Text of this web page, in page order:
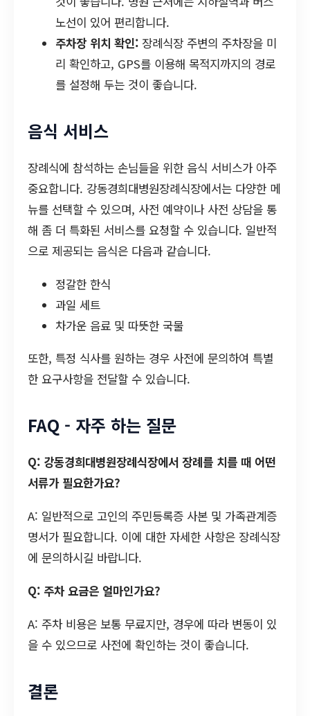
노선이 있어 편리합니다.
주차장 위치 확인: 장례식장 주변의 주차장을 미
리 확인하고, GPS를 이용해 목적지까지의 경로
를 설정해 두는 것이 좋습니다.
음식 서비스
장례식에 참석하는 손님들을 위한 음식 서비스가 아주
중요합니다. 강동경희대병원장례식장에서는 다양한 메
뉴를 선택할 수 있으며, 사전 예약이나 사전 상담을 통
해 좀 더 특화된 서비스를 요청할 수 있습니다. 일반적
으로 제공되는 음식은 다음과 같습니다.
정갈한 한식
과일 세트
차가운 음료 및 따뜻한 국물
또한, 특정 식사를 원하는 경우 사전에 문의하여 특별
한 요구사항을 전달할 수 있습니다.
FAQ - 자주 하는 질문
Q: 강동경희대병원장례식장에서 장례를 치를 때 어떤
서류가 필요한가요?
A: 일반적으로 고인의 주민등록증 사본 및 가족관계증
명서가 필요합니다. 이에 대한 자세한 사항은 장례식장
에 문의하시길 바랍니다.
Q: 주차 요금은 얼마인가요?
A: 주차 비용은 보통 무료지만, 경우에 따라 변동이 있
을 수 있으므로 사전에 확인하는 것이 좋습니다.
결론